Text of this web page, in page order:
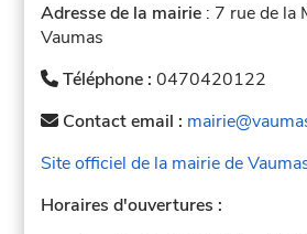
Adresse de la mairie : 7 rue de la
Vaumas
Téléphone :0470420122
Contact email :
Site officiel de la mairie de
Horaires d'ouvertures :